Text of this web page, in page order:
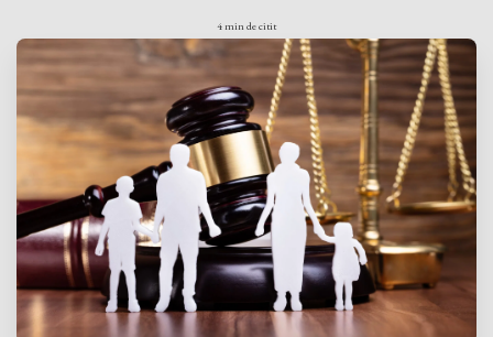
4 min de citit